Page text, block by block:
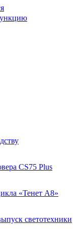
CS75 Plus
«Тенет A8»
светотехники